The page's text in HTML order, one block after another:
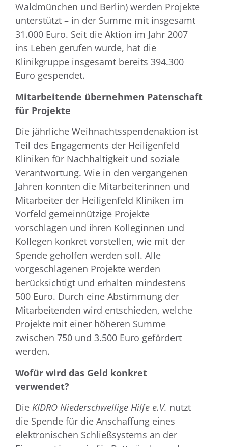
Waldmünchen und Berlin) werden Projekte
unterstützt – in der Summe mit insgesamt
31.000 Euro. Seit die Aktion im Jahr 2007
ins Leben gerufen wurde, hat die
Klinikgruppe insgesamt bereits 394.300
Euro gespendet.
Mitarbeitende übernehmen Patenschaft
für Projekte
Die jährliche Weihnachtsspendenaktion ist
Teil des Engagements der Heiligenfeld
Kliniken für Nachhaltigkeit und soziale
Verantwortung. Wie in den vergangenen
Jahren konnten die Mitarbeiterinnen und
Mitarbeiter der Heiligenfeld Kliniken im
Vorfeld gemeinnützige Projekte
vorschlagen und ihren Kolleginnen und
Kollegen konkret vorstellen, wie mit der
Spende geholfen werden soll. Alle
vorgeschlagenen Projekte werden
berücksichtigt und erhalten mindestens
500 Euro. Durch eine Abstimmung der
Mitarbeitenden wird entschieden, welche
Projekte mit einer höheren Summe
zwischen 750 und 3.500 Euro gefördert
werden.
Wofür wird das Geld konkret
verwendet?
Die KIDRO Niederschwellige Hilfe e.V. nutzt
die Spende für die Anschaffung eines
elektronischen Schließsystems an der